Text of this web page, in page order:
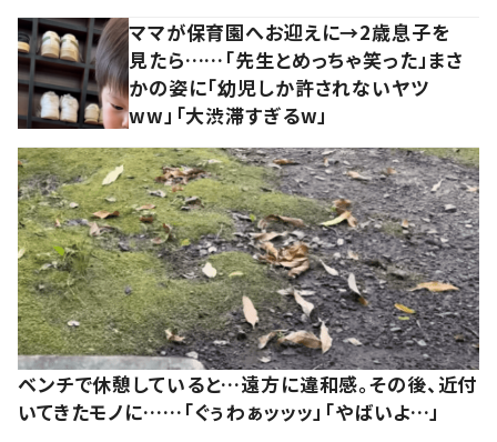
ママが保育園へお迎えに→2歳息子を
見たら……「先生とめっちゃ笑った」まさ
かの姿に「幼児しか許されないヤツ
ww」「大渋滞すぎるw」
ベンチで休憩していると…遠方に違和感。その後、近付
いてきたモノに……「ぐぅわぁッッッ」「やばいよ…」